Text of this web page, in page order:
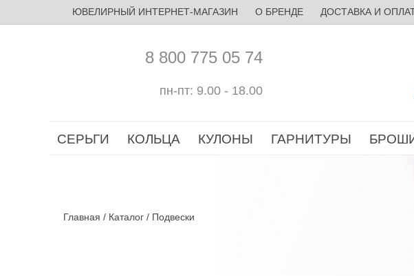
ЮВЕЛИРНЫЙ ИНТЕРНЕТ-МАГАЗИН О БРЕНДЕ ДОСТАВКА И
8 800 775 05 74
пн-пт: 9.00 - 18.00
СЕРЬГИ КОЛЬЦА КУЛОНЫ ГАРНИТУРЫ
Главная / Каталог / Подвески